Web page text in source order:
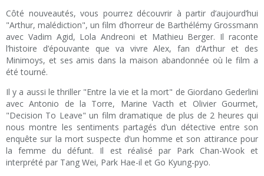
Côté nouveautés, vous pourrez découvrir à partir d’aujourd’hui
"Arthur, malédiction", un film d’horreur de Barthélémy Grossmann
avec Vadim Agid, Lola Andreoni et Mathieu Berger. Il raconte
l’histoire d’épouvante que va vivre Alex, fan d’Arthur et des
Minimoys, et ses amis dans la maison abandonnée où le film a
été tourné.
Il y a aussi le thriller "Entre la vie et la mort" de Giordano Gederlini
avec Antonio de la Torre, Marine Vacth et Olivier Gourmet,
"Decision To Leave" un film dramatique de plus de 2 heures qui
nous montre les sentiments partagés d’un détective entre son
enquête sur la mort suspecte d’un homme et son attirance pour
la femme du défunt. Il est réalisé par Park Chan-Wook et
interprété par Tang Wei, Park Hae-il et Go Kyung-pyo.